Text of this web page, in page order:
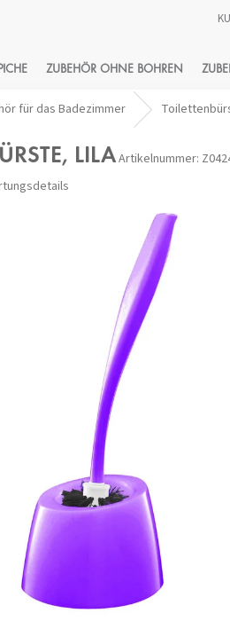
ZUBEHÖR OHNE BOHREN
für das Badezimmer
LILAArtikelnummer: